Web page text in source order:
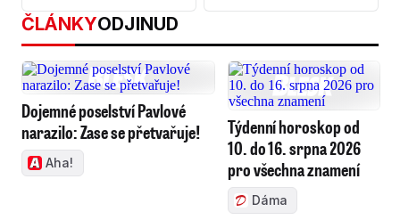
ČLÁNKYODJINUD
Dojemné poselství Pavlové
narazilo: Zase se přetvařuje!
Aha!
Týdenní horoskop od
10. do 16. srpna 2026
pro všechna znamení
Dáma